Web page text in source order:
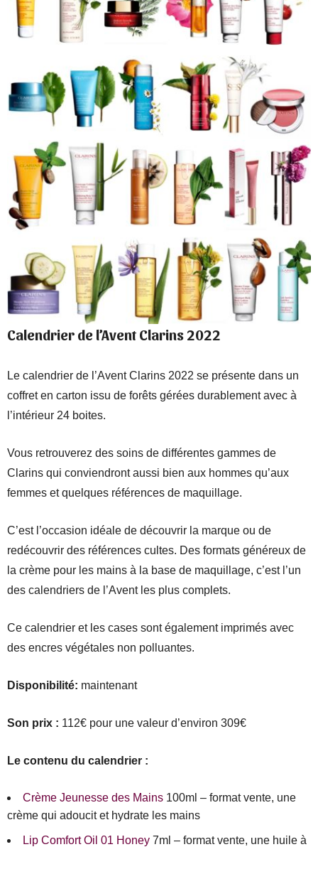
Calendrier de l’Avent Clarins 2022
Le calendrier de l’Avent Clarins 2022 se présente dans un
coffret en carton issu de forêts gérées durablement avec à
l’intérieur 24 boites.
Vous retrouverez des soins de différentes gammes de
Clarins qui conviendront aussi bien aux hommes qu’aux
femmes et quelques références de maquillage.
C’est l’occasion idéale de découvrir la marque ou de
redécouvrir des références cultes. Des formats généreux de
la crème pour les mains à la base de maquillage, c’est l’un
des calendriers de l’Avent les plus complets.
Ce calendrier et les cases sont également imprimés avec
des encres végétales non polluantes.
Disponibilité: maintenant
Son prix : 112€ pour une valeur d’environ 309€
Le contenu du calendrier :
Crème Jeunesse des Mains 100ml – format vente, une
crème qui adoucit et hydrate les mains
Lip Comfort Oil 01 Honey 7ml – format vente, une huile à